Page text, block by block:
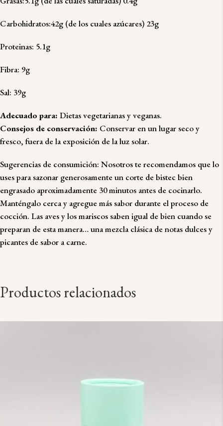
Carbohidratos:42g (de los cuales azúcares) 23g
Proteinas: 5.1g
Fibra: 9g
Sal: 39g
Adecuado para: Dietas vegetarianas y veganas.
Consejos de conservación: Conservar en un lugar seco y
fresco, fuera de la exposición de la luz solar.
Sugerencias de consumición: Nosotros te recomendamos que lo
uses para sazonar generosamente un corte de bistec bien
engrasado aproximadamente 30 minutos antes de cocinarlo.
Manténgalo cerca y agregue más sabor durante el proceso de
cocción. Las aves y los mariscos saben igual de bien cuando se
preparan de esta manera… una mezcla clásica de notas dulces y
picantes de sabor a carne.
Productos relacionados